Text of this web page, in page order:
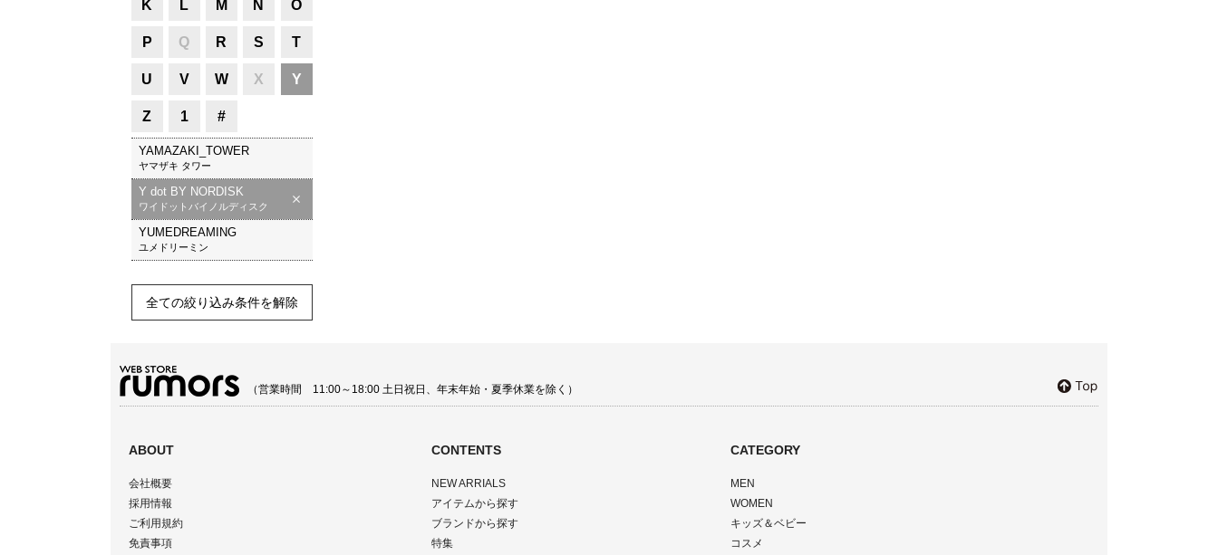
K L M N O
P Q R S T
U V W X Y
Z 1 #
YAMAZAKI_TOWER
ヤマザキ タワー
Y dot BY NORDISK
ワイドットバイノルディスク
YUMEDREAMING
ユメドリーミン
全ての絞り込み条件を解除
（営業時間 11:00～18:00 土日祝日、年末年始・夏季休業を除く）
ABOUT
会社概要
採用情報
ご利用規約
免責事項
CONTENTS
NEW ARRIALS
アイテムから探す
ブランドから探す
特集
CATEGORY
MEN
WOMEN
キッズ＆ベビー
コスメ